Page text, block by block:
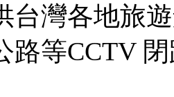
台灣各地旅
路等CCTV